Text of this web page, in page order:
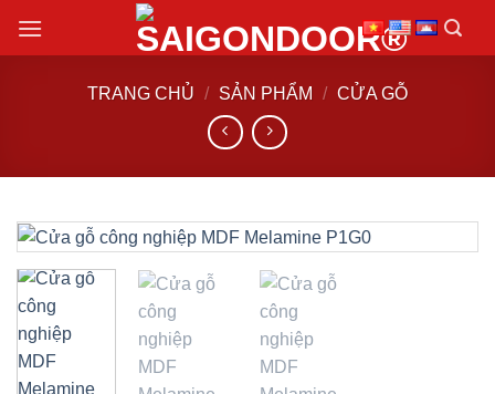
đến
TRANG CHỦ / SẢN PHẨM / CỬA GỖ